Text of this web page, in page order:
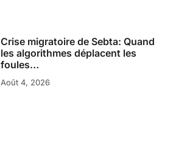
Crise migratoire de Sebta: Quand
les algorithmes déplacent les
foules…
Août 4, 2026